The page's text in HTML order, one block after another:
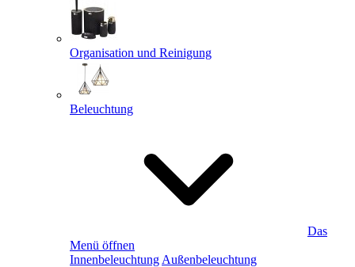
Organisation und Reinigung
Beleuchtung
Das
Menü öffnen
Innenbeleuchtung Außenbeleuchtung